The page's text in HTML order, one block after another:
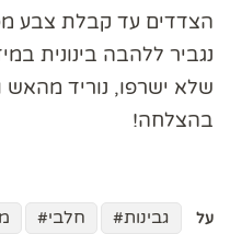
הצדדים עד קבלת צבע
נגביר ללהבה בינונית
שלא ישרפו, נוריד מהאש
בהצלחה!
על גבינות חלבי